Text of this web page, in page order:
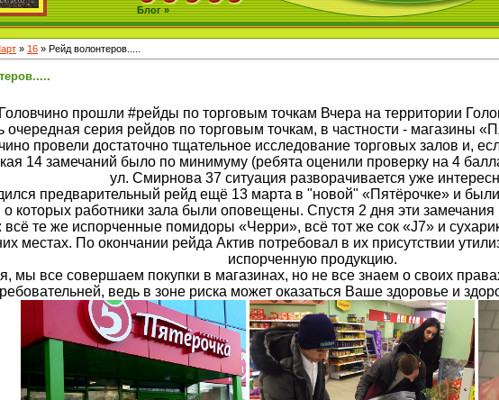
Блог »
» 16 » Рейд волонтеров.....
прошли #рейды по торговым точкам Вчера на территории
очередная серия рейдов по торговым точкам, в частности - магазины
провели достаточно тщательное исследование торговых залов и,
14 замечаний было по минимуму (ребята оценили проверку на 4
ул. Смирнова 37 ситуация разворачивается уже
предварительный рейд ещё 13 марта в "новой" «Пятёрочке» и
о которых работники зала были оповещены. Спустя 2 дня эти
всё те же испорченные помидоры «Черри», всё тот же сок «J7» и
местах. По окончании рейда Актив потребовал в их присутствии
испорченную продукцию.
мы все совершаем покупки в магазинах, но не все знаем о своих
ведь в зоне риска может оказаться Ваше здоровье и